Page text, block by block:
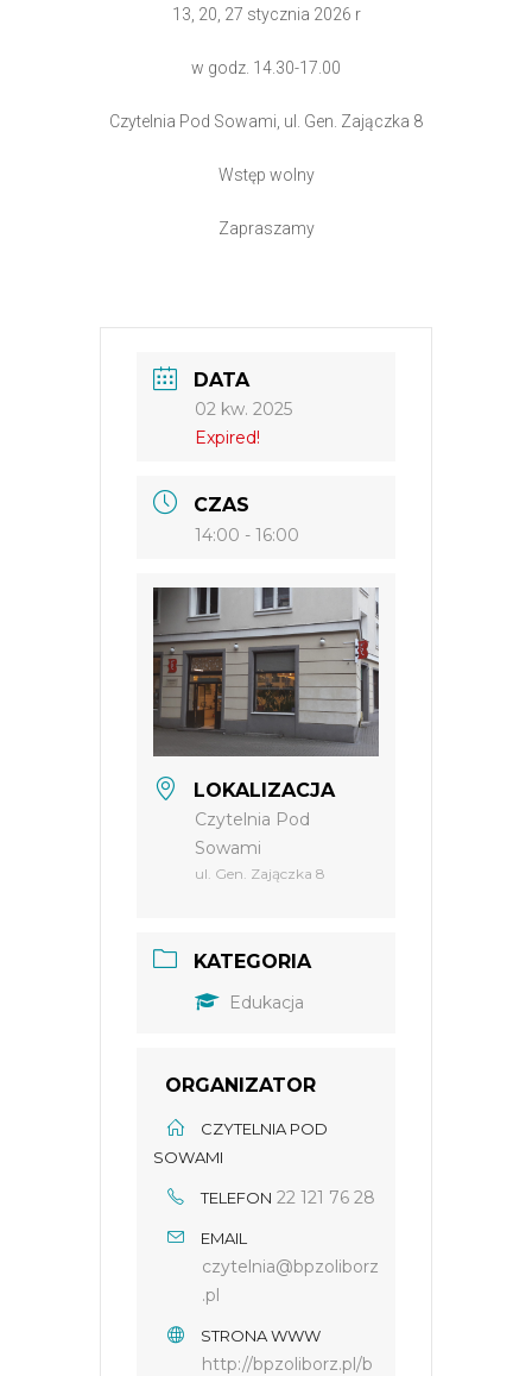
13, 20, 27 stycznia 2026 r
w godz. 14.30-17.00
Czytelnia Pod Sowami, ul. Gen. Zajączka 8
Wstęp wolny
Zapraszamy
DATA
02 kw. 2025
Expired!
CZAS
14:00 - 16:00
LOKALIZACJA
Czytelnia Pod
Sowami
ul. Gen. Zajączka 8
KATEGORIA
Edukacja
ORGANIZATOR
CZYTELNIA POD
SOWAMI
TELEFON 22 121 76 28
EMAIL
czytelnia@bpzoliborz
.pl
STRONA WWW
http://bpzoliborz.pl/b